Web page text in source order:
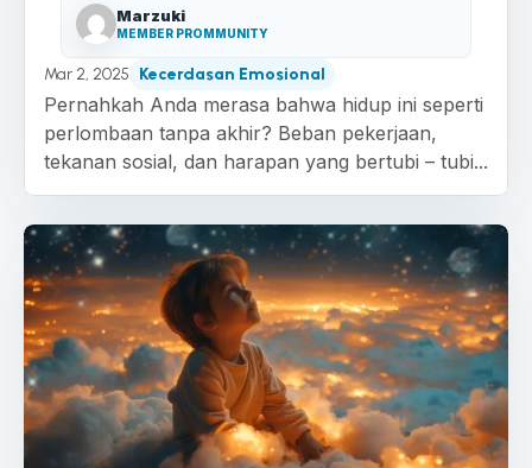
Marzuki
MEMBER PROMMUNITY
Mar 2, 2025 Kecerdasan Emosional
Pernahkah Anda merasa bahwa hidup ini seperti
perlombaan tanpa akhir? Beban pekerjaan,
tekanan sosial, dan harapan yang bertubi – tubi...